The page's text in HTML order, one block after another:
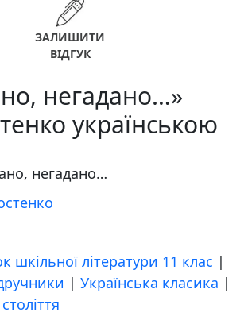
ЗАЛИШИТИ
ВІДГУК
негадано…»
українською
негадано…
шкільної літератури 11 клас |
| Українська класика |